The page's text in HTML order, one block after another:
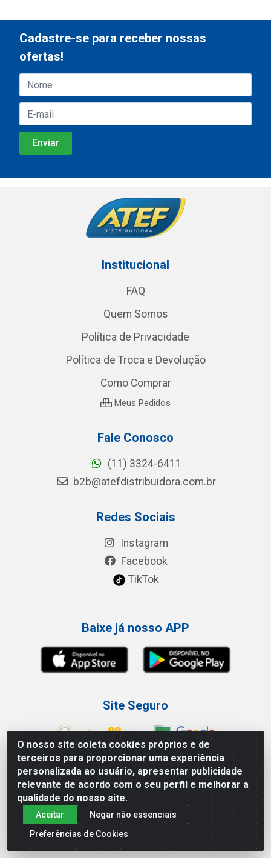
O nosso site coleta cookies próprios e de
terceiros para proporcionar uma experiência
personalizada ao usuário, apresentar publicidade
relevante de acordo com o seu perfil e melhorar a
qualidade do nosso site.
Aceitar
Negar não essenciais
Preferências de Cookies
Cadastre-se para receber nossas
ofertas!
Institucional
FAQ
Quem Somos
Política de Privacidade
Política de Troca e Devolução
Como Comprar
Meus Pedidos
Fale Conosco
(11) 3324-6411
b2b@atefdistribuidora.com.br
Redes Sociais
Instagram
Facebook
TikTok
Baixe já nosso APP
Site Seguro
Loja / Showroom
Tel.: (11) 3227-0546
Av Vautier, 587/597 - Pari - São Paulo/SP